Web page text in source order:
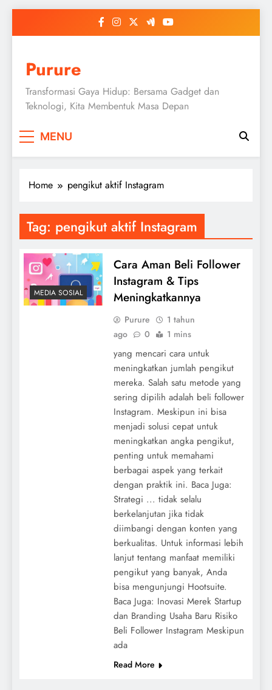
Purure
Transformasi Gaya Hidup: Bersama Gadget dan
Teknologi, Kita Membentuk Masa Depan
MENU
Home pengikut aktif Instagram
Tag: pengikut aktif Instagram
MEDIA SOSIAL
Cara Aman Beli Follower
Instagram & Tips
Meningkatkannya
Purure
1 tahun
ago
0 1 mins
yang mencari cara untuk
meningkatkan jumlah pengikut
mereka. Salah satu metode yang
sering dipilih adalah beli follower
Instagram. Meskipun ini bisa
menjadi solusi cepat untuk
meningkatkan angka pengikut,
penting untuk memahami
berbagai aspek yang terkait
dengan praktik ini. Baca Juga:
Strategi ... tidak selalu
berkelanjutan jika tidak
diimbangi dengan konten yang
berkualitas. Untuk informasi lebih
lanjut tentang manfaat memiliki
pengikut yang banyak, Anda
bisa mengunjungi Hootsuite.
Baca Juga: Inovasi Merek Startup
dan Branding Usaha Baru Risiko
Beli Follower Instagram Meskipun
ada
Read More